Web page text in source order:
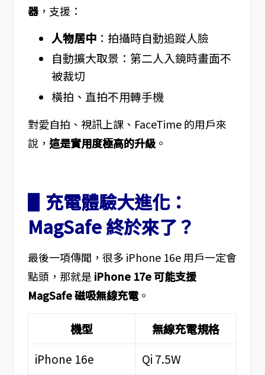
器，支援：
人物居中：拍攝時自動追蹤人臉
自動擴大取景：第二人入鏡時畫面不
被裁切
橫拍、直拍不用轉手機
對愛自拍、視訊上課、FaceTime 的用戶來
說， 這是實用度極高的升級。
▋充電體驗大進化：
MagSafe 終於來了？
最後一項傳聞，很多 iPhone 16e 用戶一定會
點頭，那就是 iPhone 17e 可能支援
MagSafe 磁吸無線充電。
機型
無線充電規格
iPhone 16e
Qi 7.5W